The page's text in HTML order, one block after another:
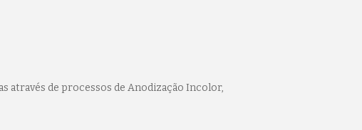
através de processos de Anodização Incolor,